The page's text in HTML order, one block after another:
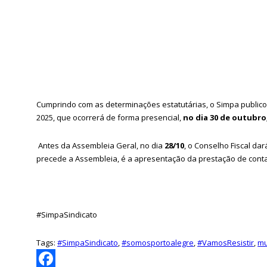
Cumprindo com as determinações estatutárias, o Simpa
2025, que ocorrerá de forma presencial, no dia30 de
Antes da Assembleia Geral,no dia 28/10, o Conselho Fiscal
precede a Assembleia, é a apresentação da prestação de
#SimpaSindicato
Tags:#SimpaSindicato,#somosportoalegre,#VamosResistir,